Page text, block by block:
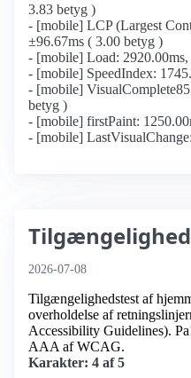
3.83 betyg )
- [mobile] LCP (Largest
±96.67ms ( 3.00 betyg )
- [mobile] Load:
- [mobile] SpeedIndex:
- [mobile]
betyg )
- [mobile] firstPaint:
- [mobile]
2026-07-08
Tilgængelighedstest af
overholdelse af
Accessibility Guidelines).
AAA af WCAG.
Karakter: 4 af 5